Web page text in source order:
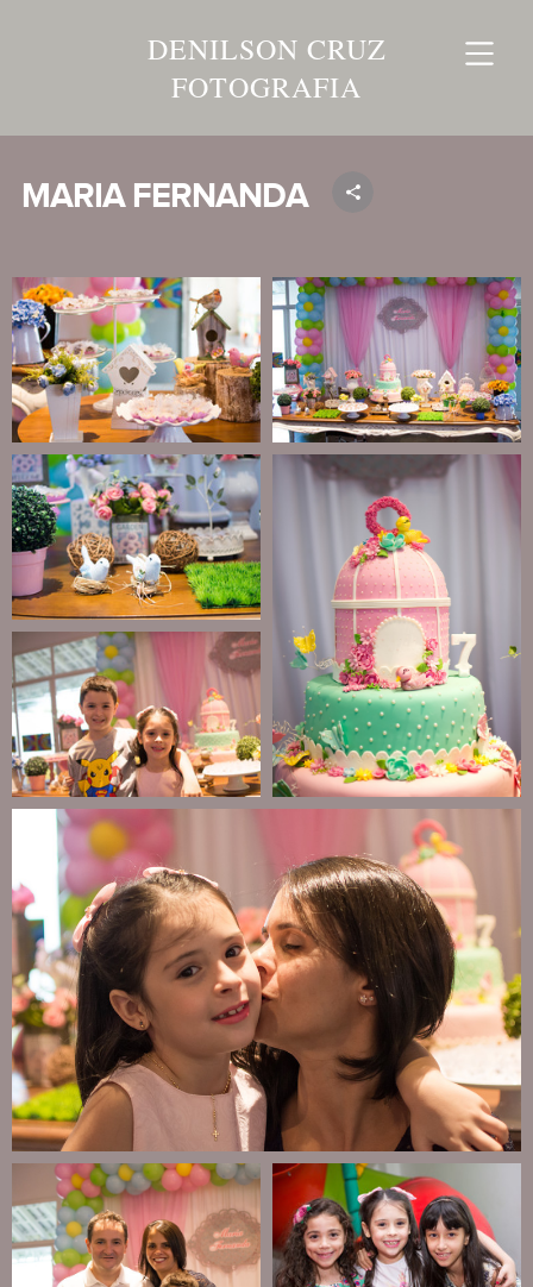
DENILSON CRUZ
FOTOGRAFIA
MARIA FERNANDA